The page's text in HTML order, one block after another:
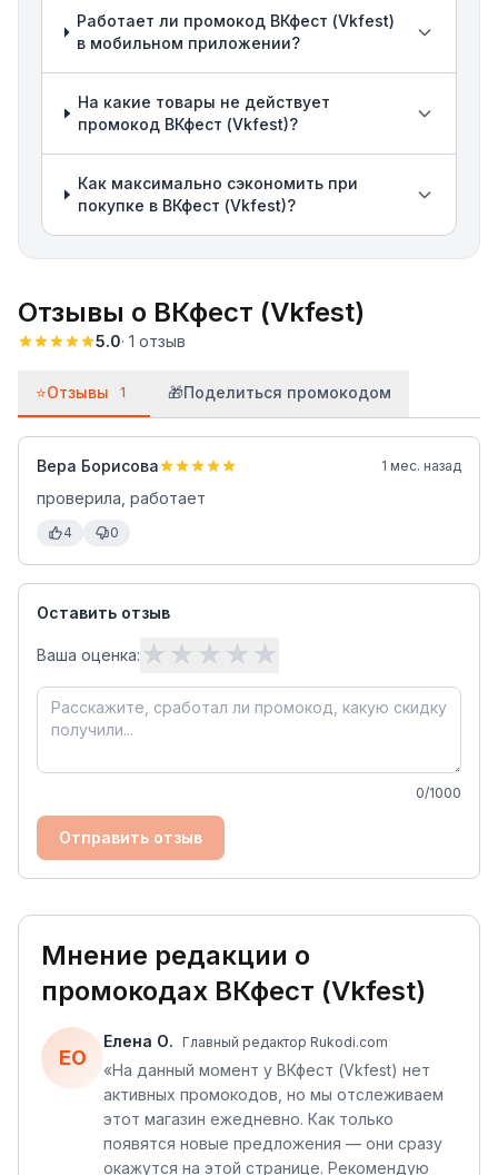
Работает ли промокод ВКфест (Vkfest)
в мобильном приложении?
На какие товары не действует
промокод ВКфест (Vkfest)?
Как максимально сэкономить при
покупке в ВКфест (Vkfest)?
Отзывы о ВКфест (Vkfest)
5.0· 1 отзыв
⭐Отзывы 1 🎁Поделиться промокодом
Вера Борисова 1 мес. назад
проверила, работает
4 0
Оставить отзыв
Ваша оценка: ★ ★ ★ ★ ★
0/1000
Отправить отзыв
Мнение редакции о
промокодах ВКфест (Vkfest)
ЕО
Елена О. Главный редактор Rukodi.com
«На данный момент у ВКфест (Vkfest) нет
активных промокодов, но мы отслеживаем
этот магазин ежедневно. Как только
появятся новые предложения — они сразу
окажутся на этой странице. Рекомендую